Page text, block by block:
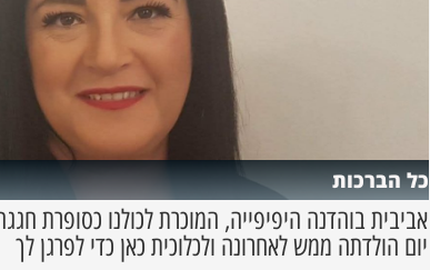
כל הברכות
אביבית בוהדנה היפיפייה, המוכרת לכולנו כסופרת
יום הולדתה ממש לאחרונה ולכלוכית כאן כדי לפרגן לך